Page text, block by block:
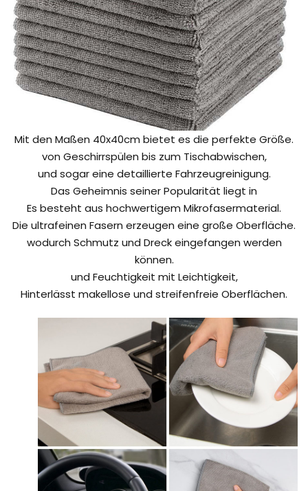
Mit den Maßen 40x40cm bietet es die perfekte Größe.
von Geschirrspülen bis zum Tischabwischen,
und sogar eine detaillierte Fahrzeugreinigung.
Das Geheimnis seiner Popularität liegt in
Es besteht aus hochwertigem Mikrofasermaterial.
Die ultrafeinen Fasern erzeugen eine große Oberfläche.
wodurch Schmutz und Dreck eingefangen werden
können.
und Feuchtigkeit mit Leichtigkeit,
Hinterlässt makellose und streifenfreie Oberflächen.